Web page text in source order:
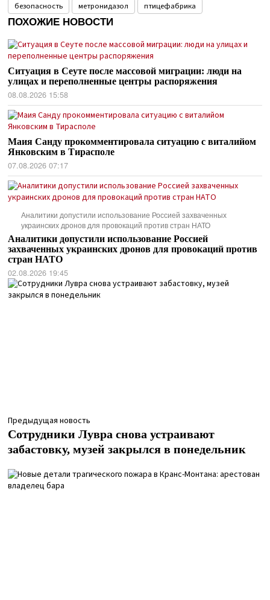
безопасность метронидазол птицефабрика
ПОХОЖИЕ НОВОСТИ
Ситуация в Сеуте после массовой миграции: люди на
улицах и переполненные центры распоряжения
08.08.2026 15:58
Маия Санду прокомментировала ситуацию с виталийом
Янковским в Тирасполе
07.08.2026 07:17
Аналитики допустили использование Россией захваченных
украинских дронов для провокаций против стран НАТО
Аналитики допустили использование Россией
захваченных украинских дронов для провокаций против
стран НАТО
02.08.2026 19:45
Предыдущая новость
Сотрудники Лувра снова устраивают
забастовку, музей закрылся в понедельник